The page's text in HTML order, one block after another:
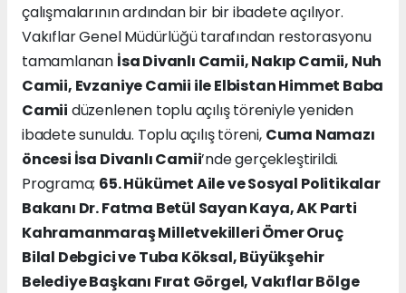
çalışmalarının ardından bir bir ibadete açılıyor.
Vakıflar Genel Müdürlüğü tarafından restorasyonu
tamamlanan İsa Divanlı Camii, Nakıp Camii, Nuh
Camii, Evzaniye Camii ile Elbistan Himmet Baba
Camii düzenlenen toplu açılış töreniyle yeniden
ibadete sunuldu. Toplu açılış töreni, Cuma Namazı
öncesi İsa Divanlı Camii’nde gerçekleştirildi.
Programa; 65. Hükümet Aile ve Sosyal Politikalar
Bakanı Dr. Fatma Betül Sayan Kaya, AK Parti
Kahramanmaraş Milletvekilleri Ömer Oruç
Bilal Debgici ve Tuba Köksal, Büyükşehir
Belediye Başkanı Fırat Görgel, Vakıflar Bölge